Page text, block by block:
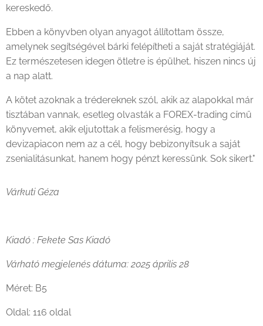
kereskedő.
Ebben a könyvben olyan anyagot állítottam össze,
amelynek segítségével bárki felépítheti a saját stratégiáját.
Ez természetesen idegen ötletre is épülhet, hiszen nincs új
a nap alatt.
A kötet azoknak a trédereknek szól, akik az alapokkal már
tisztában vannak, esetleg olvasták a FOREX-trading című
könyvemet, akik eljutottak a felismerésig, hogy a
devizapiacon nem az a cél, hogy bebizonyítsuk a saját
zsenialitásunkat, hanem hogy pénzt keressünk. Sok sikert."
Várkuti Géza
Kiadó : Fekete Sas Kiadó
Várható megjelenés dátuma: 2025 április 28
Méret: B5
Oldal: 116 oldal